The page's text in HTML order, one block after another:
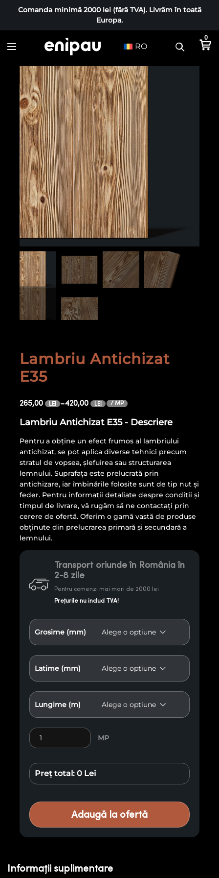
Comanda minimă 2000 lei (fără TVA). Livrăm în toată
Europa.
RO
0
Lambriu Antichizat
E35
265,00 LEI –420,00 LEI / MP
Lambriu Antichizat E35 - Descriere
Pentru a obține un efect frumos al lambriului
antichizat, se pot aplica diverse tehnici precum
stratul de vopsea, șlefuirea sau structurarea
lemnului. Suprafața este prelucrată prin
antichizare, iar îmbinările folosite sunt de tip nut și
feder. Pentru informații detaliate despre condiții și
timpul de livrare, vă rugăm să ne contactați prin
cerere de ofertă. Oferim o gamă vastă de produse
obținute din prelucrarea primară și secundară a
lemnului.
Transport oriunde în România în
2-8 zile
Pentru comenzi mai mari de 2000 lei
Prețurile nu includ TVA!
Grosime (mm)
Latime (mm)
Lungime (m)
Cantitate Lambriu Antichizat E35
MP
Preț total: 0 Lei
Adaugă la ofertă
Informații suplimentare